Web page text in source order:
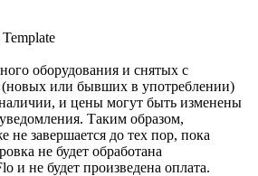
оборудования и снятых с
(новых или бывших в употреблении)
и цены могут быть изменены
Таким образом,
не завершается до тех пор, пока
не будет обработана
и не будет произведена оплата.